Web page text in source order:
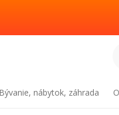
Bývanie, nábytok, záhrada